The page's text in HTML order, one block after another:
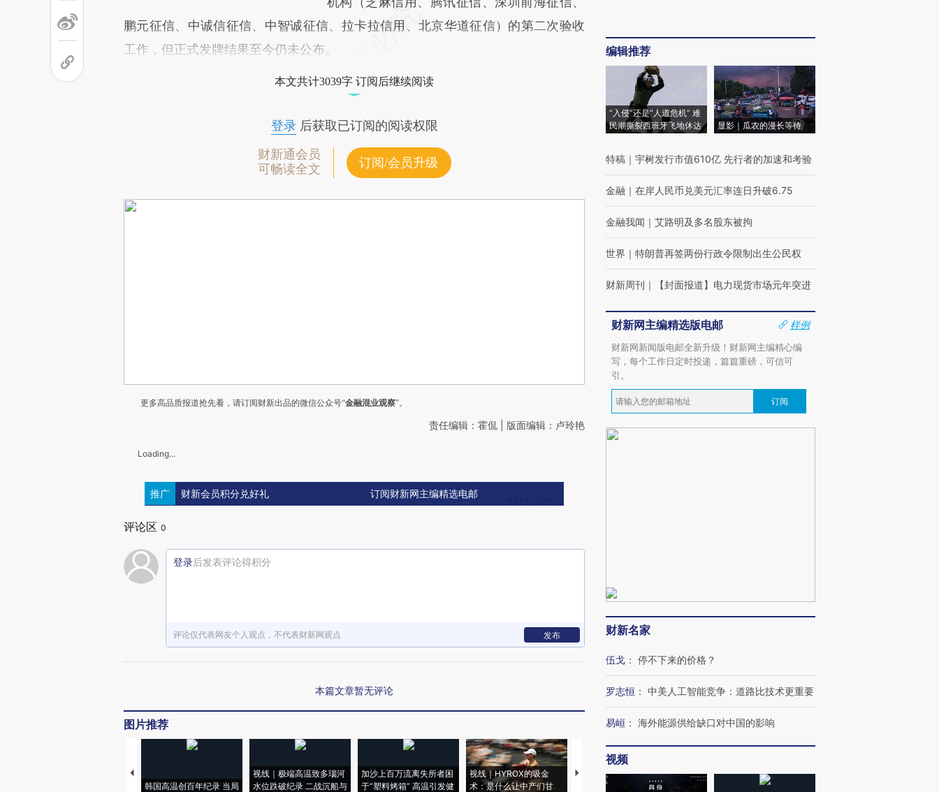
鹏元征信、中诚信征信、中智诚征信、拉卡拉信用、北京华道征信）的第二次验收
工作，但正式发牌结果至今仍未公布。
本文共计3039字 订阅后继续阅读
登录后获取已订阅的阅读权限
财新通会员
可畅读全文
订阅/会员升级
更多高品质报道抢先看，请订阅财新出品的微信公众号“金融混业观察”。
责任编辑：霍侃 | 版面编辑：卢玲艳
Loading...
推广 财新会员积分兑好礼 订阅财新网主编精选电邮
评论区 0
登录后发表评论得积分
评论仅代表网友个人观点，不代表财新网观点 发布
本篇文章暂无评论
图片推荐
韩国高温创百年纪录 当局
视线｜极端高温致多瑙河
水位跌破纪录 二战沉船与
加沙上百万流离失所者困
于“塑料烤箱” 高温引发健
视线｜HYROX的吸金
术：是什么让中产们甘
马航飞行员跨国走私7万
粒摇头丸 尿检体内含3种
视线｜被称为“蟑螂”的印
度Z世代 用街头抗争将教
视线｜“入侵”还是“人道危
编辑推荐
“入侵”还是“人道危机” 难
民潮撕裂西班牙飞地休达
显影｜瓜农的漫长等待
特稿 ｜ 宇树发行市值610亿 先行者的加速和考验
金融 ｜ 在岸人民币兑美元汇率连日升破6.75
金融我闻 ｜ 艾路明及多名股东被拘
世界 ｜ 特朗普再签两份行政令限制出生公民权
财新周刊 ｜ 【封面报道】电力现货市场元年突进
财新网主编精选版电邮
样例
财新网新闻版电邮全新升级！财新网主编精心编
写，每个工作日定时投递，篇篇重磅，可信可
引。
订阅
财新名家
伍戈 ： 停不下来的价格？
罗志恒 ： 中美人工智能竞争：道路比技术更重要
易峘 ： 海外能源供给缺口对中国的影响
视频